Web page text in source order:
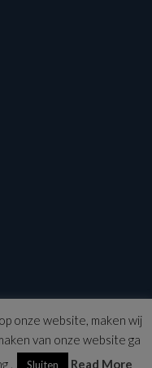
onze website, maken wij
van onze website ga
.
Sluiten Read More